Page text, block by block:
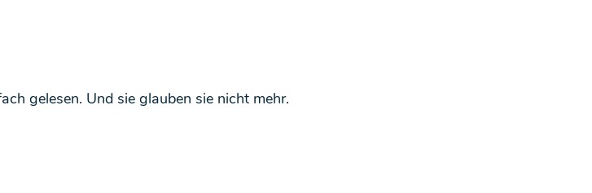
gelesen. Und sie glauben sie nicht mehr.